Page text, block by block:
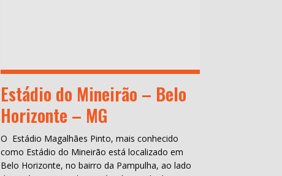
Estádio do Mineirão – Belo
Horizonte – MG
O Estádio Magalhães Pinto, mais conhecido
como Estádio do Mineirão está localizado em
Belo Horizonte, no bairro da Pampulha, ao lado